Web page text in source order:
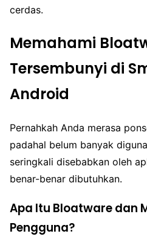
cerdas.
Memahami
Tersembunyi di
Android
Pernahkah Anda merasa
padahal belum banyak
seringkali disebabkan oleh
benar-benar dibutuhkan.
Apa Itu Bloatware dan
Pengguna?